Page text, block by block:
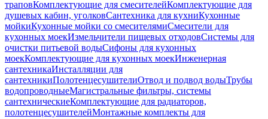
траповКомплектующие для смесителейКомплектующие для
душевых кабин, уголковСантехника для кухниКухонные
мойкиКухонные мойки со смесителямиСмесители для
кухонных моекИзмельчители пищевых отходовСистемы для
очистки питьевой водыСифоны для кухонных
моекКомплектующие для кухонных моекИнженерная
сантехникаИнсталляции для
сантехникиПолотенцесушителиОтвод и подвод водыТрубы
водопроводныеМагистральные фильтры, системы
сантехническиеКомплектующие для радиаторов,
полотенцесушителейМонтажные комплекты для